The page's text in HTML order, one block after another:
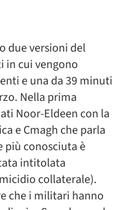
due versioni del
in cui vengono
e una da 39 minuti
Nella prima
Noor-Eldeen con la
e Cmagh che parla
più conosciuta è
intitolata
collaterale).
che i militari hanno